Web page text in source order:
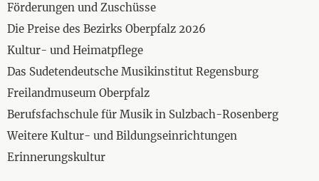
Förderungen und Zuschüsse
Die Preise des Bezirks Oberpfalz 2026
Kultur- und Heimatpflege
Das Sudetendeutsche Musikinstitut Regensburg
Freilandmuseum Oberpfalz
Berufsfachschule für Musik in Sulzbach-Rosenberg
Weitere Kultur- und Bildungseinrichtungen
Erinnerungskultur